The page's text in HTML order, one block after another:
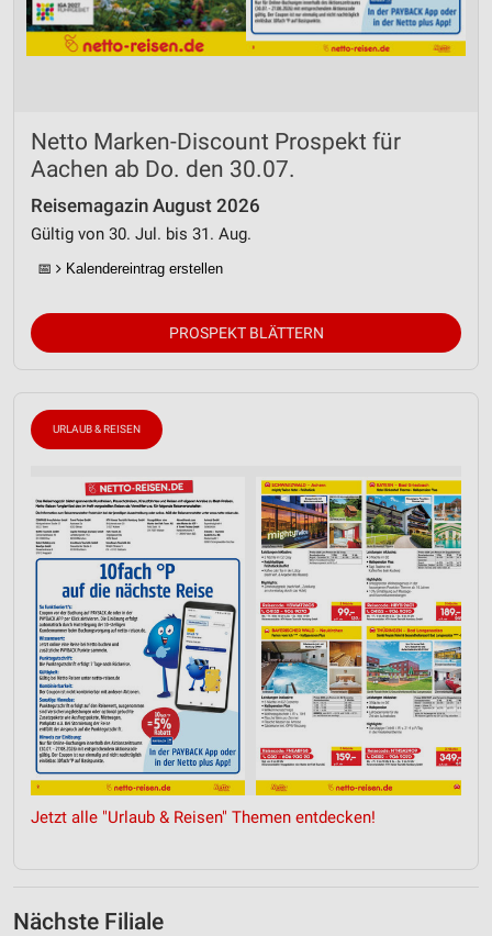
Netto Marken-Discount Prospekt für
Aachen ab Do. den 30.07.
Reisemagazin August 2026
Gültig von 30. Jul. bis 31. Aug.
📅 Kalendereintrag erstellen
PROSPEKT BLÄTTERN
URLAUB & REISEN
Jetzt alle "Urlaub & Reisen" Themen entdecken!
Nächste Filiale